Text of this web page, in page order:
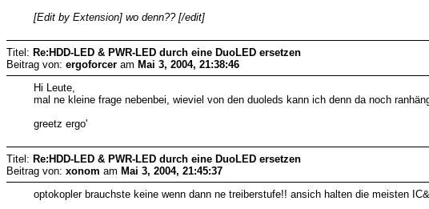
[Edit by Extension] wo denn?? [/edit]
Titel: Re:HDD-LED & PWR-LED durch eine DuoLED ersetzen
Beitrag von: ergoforcer am Mai 3, 2004, 21:38:46
Hi Leute,
mal ne kleine frage nebenbei, wieviel von den duoleds kann ich denn da noch
greetz ergo'
Titel: Re:HDD-LED & PWR-LED durch eine DuoLED ersetzen
Beitrag von: xonom am Mai 3, 2004, 21:45:37
optokopler brauchste keine wenn dann ne treiberstufe!! ansich halten die meisten